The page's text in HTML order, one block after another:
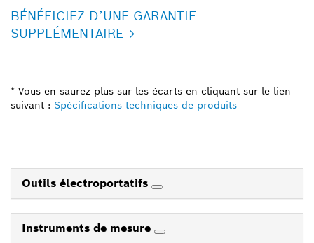
BÉNÉFICIEZ D’UNE GARANTIE
SUPPLÉMENTAIRE
* Vous en saurez plus sur les écarts en cliquant sur le lien
suivant : Spécifications techniques de produits
Outils électroportatifs
Instruments de mesure